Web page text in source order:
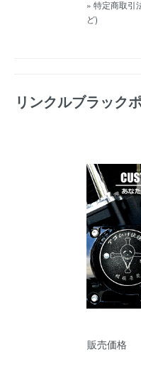
» 特定商取引
ど)
リンクルブラック
販売価格